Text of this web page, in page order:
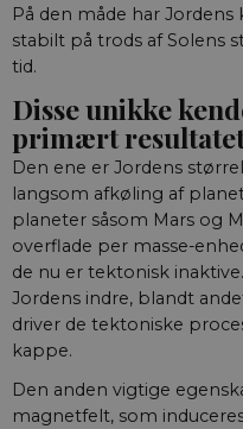
På den måde har
stabilt på trods af Solens
tid.
Disse unikke
primært resultatet
Den ene er Jordens
langsom afkøling af
planeter såsom Mars og
overflade per masse-
de nu er tektonisk
Jordens indre, blandt
driver de tektoniske
kappe.
Den anden vigtige
magnetfelt, som